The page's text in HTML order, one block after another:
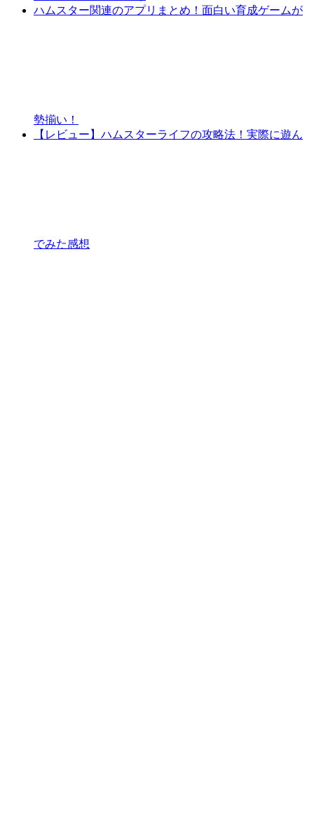
ハムスター関連のアプリまとめ！面白い育成ゲームが
勢揃い！
【レビュー】ハムスターライフの攻略法！実際に遊ん
でみた感想